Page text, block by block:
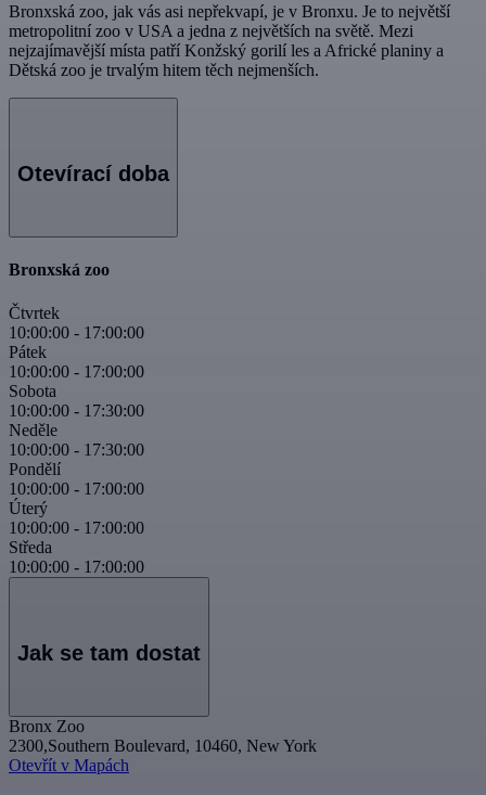
Bronxská zoo, jak vás asi nepřekvapí, je v Bronxu. Je to největší
metropolitní zoo v USA a jedna z největších na světě. Mezi
nejzajímavější místa patří Konžský gorilí les a Africké planiny a
Dětská zoo je trvalým hitem těch nejmenších.
Otevírací doba
Bronxská zoo
Čtvrtek
10:00:00 - 17:00:00
Pátek
10:00:00 - 17:00:00
Sobota
10:00:00 - 17:30:00
Neděle
10:00:00 - 17:30:00
Pondělí
10:00:00 - 17:00:00
Úterý
10:00:00 - 17:00:00
Středa
10:00:00 - 17:00:00
Jak se tam dostat
Bronx Zoo
2300,Southern Boulevard, 10460, New York
Otevřít v Mapách